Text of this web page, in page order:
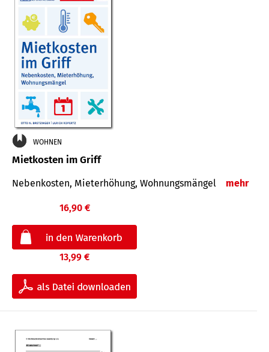
WOHNEN
Mietkosten im Griff
Nebenkosten, Mieterhöhung, Wohnungsmängel mehr
16,90 €
13,99 €